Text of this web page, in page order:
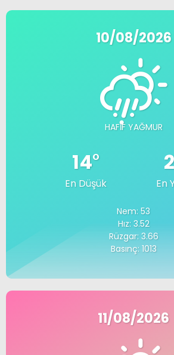
10/08/2026
HAFIF YAĞMUR
14°
En Düşük En
Nem: 53
Hız: 3.52
Rüzgar: 3.66
Basınç: 1013
11/08/2026